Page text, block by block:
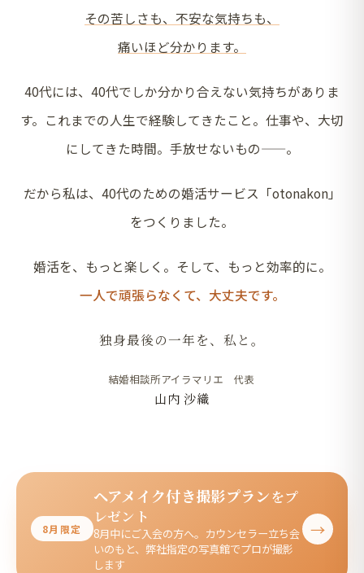
その苦しさも、不安な気持ちも、
痛いほど分かります。
40代には、40代でしか分かり合えない気持ちがありま
す。これまでの人生で経験してきたこと。仕事や、大切
にしてきた時間。手放せないもの——。
だから私は、40代のための婚活サービス「otonakon」
をつくりました。
婚活を、もっと楽しく。そして、もっと効率的に。
一人で頑張らなくて、大丈夫です。
独身最後の一年を、私と。
結婚相談所アイラマリエ 代表
山内 沙織
8月限定
ヘアメイク付き撮影プランをプ
レゼント
8月中にご入会の方へ。カウンセラー立ち会
いのもと、弊社指定の写真館でプロが撮影
します
→